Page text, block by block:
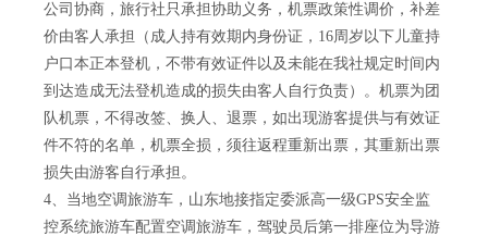
公司协商，旅行社只承担协助义务，机票政策性调价，补差
价由客人承担（成人持有效期内身份证，16周岁以下儿童持
户口本正本登机，不带有效证件以及未能在我社规定时间内
到达造成无法登机造成的损失由客人自行负责）。机票为团
队机票，不得改签、换人、退票，如出现游客提供与有效证
件不符的名单，机票全损，须往返程重新出票，其重新出票
损失由游客自行承担。
4、当地空调旅游车，山东地接指定委派高一级GPS安全监
控系统旅游车配置空调旅游车，驾驶员后第一排座位为导游